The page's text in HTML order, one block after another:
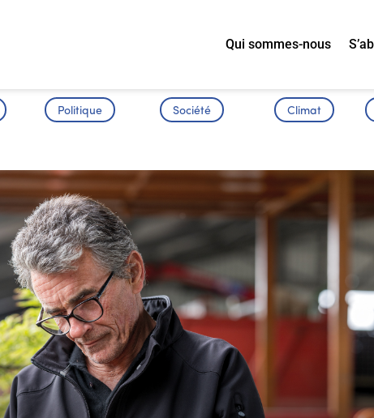
Qui sommes-nous
Politique Société Climat